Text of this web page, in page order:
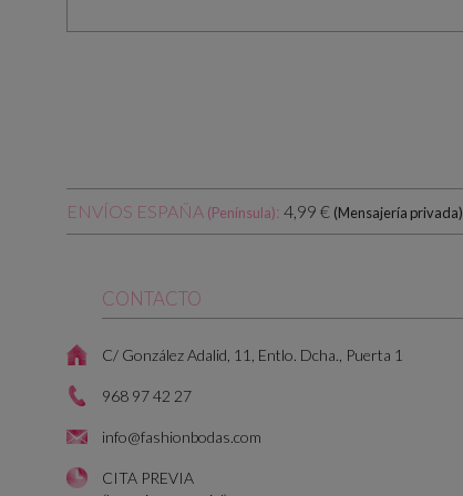
ENVÍOS ESPAÑA (Península): 4,99 € (Mensajería privada)
CONTACTO
C/ González Adalid, 11, Entlo. Dcha., Puerta 1
968 97 42 27
info@fashionbodas.com
CITA PREVIA